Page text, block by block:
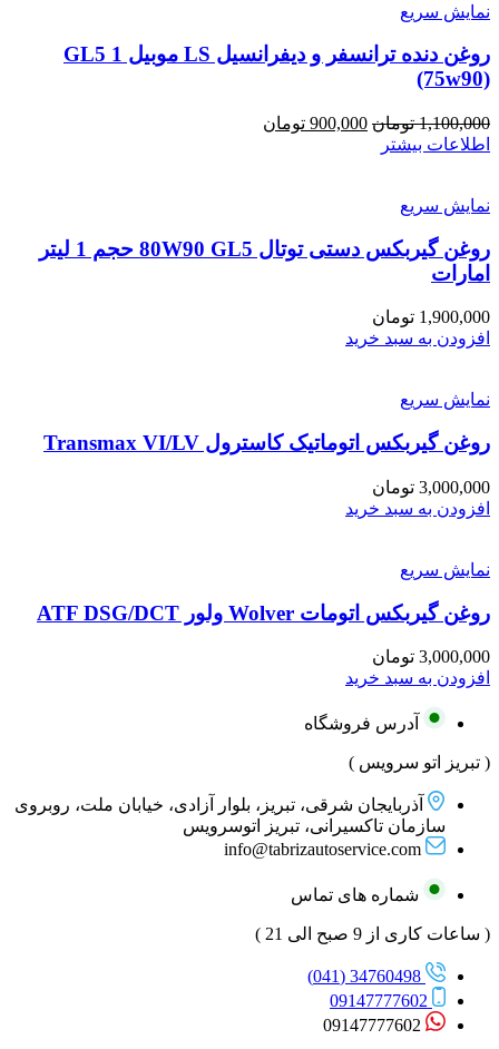
نمایش سریع
روغن دنده ترانسفر و دیفرانسیل LS موبیل 1 GL5
(75w90)
1,100,000 تومان قیمت
900,000 تومان
اطلاعات بیشتر
نمایش سریع
روغن گیربکس دستی توتال 80W90 GL5 حجم 1 لیتر
امارات
1,900,000 تومان
افزودن به سبد خرید
نمایش سریع
روغن گیربکس اتوماتیک کاسترول Transmax VI/LV
3,000,000 تومان
افزودن به سبد خرید
نمایش سریع
روغن گیربکس اتومات Wolver ولور ATF DSG/DCT
3,000,000 تومان
افزودن به سبد خرید
آدرس فروشگاه
( تبریز اتو سرویس )
آذربایجان شرقی، تبریز، بلوار آزادی، خیابان ملت، روبروی
سازمان تاکسیرانی، تبریز اتوسرویس
info@tabrizautoservice.com
شماره های تماس
( ساعات کاری از 9 صبح الی 21 )
34760498 (041)
09147777602
09147777602